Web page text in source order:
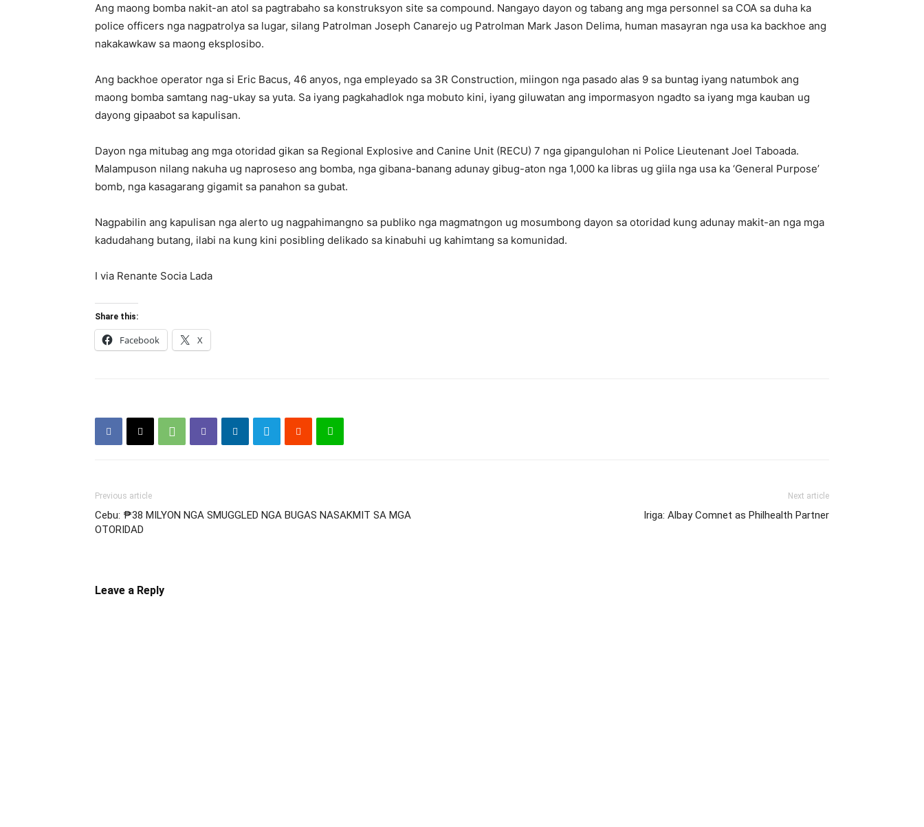
Ang maong bomba nakit-an atol sa pagtrabaho sa konstruksyon site sa compound. Nangayo dayon og tabang ang mga personnel sa COA sa duha ka
police officers nga nagpatrolya sa lugar, silang Patrolman Joseph Canarejo ug Patrolman Mark Jason Delima, human masayran nga usa ka backhoe ang
nakakawkaw sa maong eksplosibo.
Ang backhoe operator nga si Eric Bacus, 46 anyos, nga empleyado sa 3R Construction, miingon nga pasado alas 9 sa buntag iyang natumbok ang
maong bomba samtang nag-ukay sa yuta. Sa iyang pagkahadlok nga mobuto kini, iyang giluwatan ang impormasyon ngadto sa iyang mga kauban ug
dayong gipaabot sa kapulisan.
Dayon nga mitubag ang mga otoridad gikan sa Regional Explosive and Canine Unit (RECU) 7 nga gipangulohan ni Police Lieutenant Joel Taboada.
Malampuson nilang nakuha ug naproseso ang bomba, nga gibana-banang adunay gibug-aton nga 1,000 ka libras ug giila nga usa ka ‘General Purpose’
bomb, nga kasagarang gigamit sa panahon sa gubat.
Nagpabilin ang kapulisan nga alerto ug nagpahimangno sa publiko nga magmatngon ug mosumbong dayon sa otoridad kung adunay makit-an nga mga
kadudahang butang, ilabi na kung kini posibling delikado sa kinabuhi ug kahimtang sa komunidad.
I via Renante Socia Lada
Share this:
Facebook X
Previous article
Cebu: ₱38 MILYON NGA SMUGGLED NGA BUGAS NASAKMIT SA MGA
OTORIDAD
Next article
Iriga: Albay Comnet as Philhealth Partner
Leave a Reply